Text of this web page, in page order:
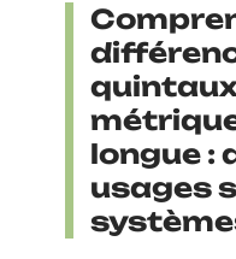
longue :
usages